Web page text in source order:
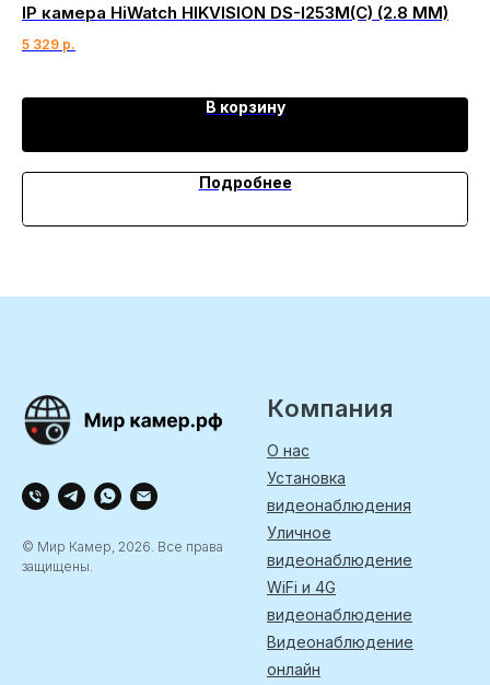
IP камера HiWatch HIKVISION DS-I253M(C) (2.8 MM)
5 329 р.
В корзину
Подробнее
© Мир Камер, 2026. Все права
защищены.
Компания
О нас
Установка
видеонаблюдения
Уличное
видеонаблюдение
WiFi и 4G
видеонаблюдение
Видеонаблюдение
онлайн